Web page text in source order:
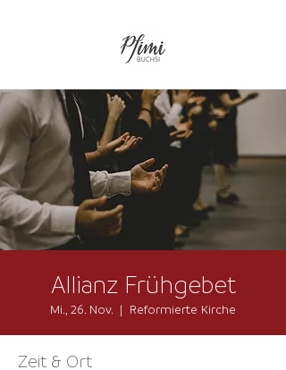
Allianz Frühgebet
Mi., 26. Nov.
  |
Reformierte Kirche
Zeit & Ort